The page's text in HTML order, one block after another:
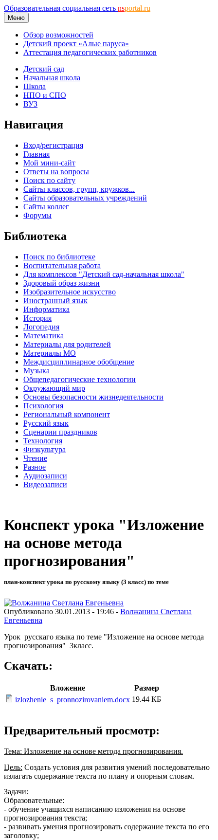
Образовательная социальная сеть nsportal.ru
Меню
Обзор возможностей
Детский проект «Алые паруса»
Аттестация педагогических работников
Детский сад
Начальная школа
Школа
НПО и СПО
ВУЗ
Навигация
Вход/регистрация
Главная
Мой мини-сайт
Ответы на вопросы
Поиск по сайту
Сайты классов, групп, кружков...
Сайты образовательных учреждений
Сайты коллег
Форумы
Библиотека
Поиск по библиотеке
Воспитательная работа
Для комплексов "Детский сад-начальная школа"
Здоровый образ жизни
Изобразительное искусство
Иностранный язык
Информатика
История
Логопедия
Математика
Материалы для родителей
Материалы МО
Междисциплинарное обобщение
Музыка
Общепедагогические технологии
Окружающий мир
Основы безопасности жизнедеятельности
Психология
Региональный компонент
Русский язык
Сценарии праздников
Технология
Физкультура
Чтение
Разное
Аудиозаписи
Видеозаписи
Конспект урока "Изложение
на основе метода
прогнозирования"
план-конспект урока по русскому языку (3 класс) по теме
Опубликовано 30.01.2013 - 19:46 - Волжанина Светлана
Евгеньевна
Урок русскаго языка по теме "Изложение на основе метода
прогнозирования" 3класс.
Скачать:
Вложение
Размер
izlozhenie_s_pronnozirovaniem.docx 19.44 КБ
Предварительный просмотр:
Тема: Изложение на основе метода прогнозирования.
Цель: Создать условия для развития умений последовательно
излагать содержание текста по плану и опорным словам.
Задачи:
Образовательные:
- обучение учащихся написанию изложения на основе
прогнозирования текста;
- развивать умения прогнозировать содержание текста по его
заголовку;